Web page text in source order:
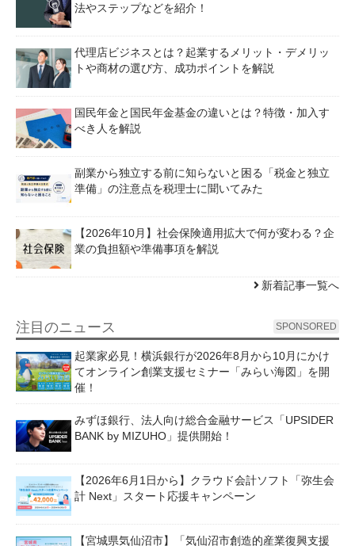
法やステップなどを紹介！
代理店ビジネスとは？起業するメリット・デメリッ
トや商材の選び方、成功ポイントを解説
国民年金と国民年金基金の違いとは？特徴・加入す
べき人を解説
副業から独立する前に知らないと困る「税金と独立
準備」の注意点を税理士に聞いてみた
【2026年10月】社会保険適用拡大で何が変わる？企
業の負担額や準備事項を解説
新着記事一覧へ
注目のニュース SPONSORED
起業家必見！横浜銀行が2026年8月から10月にかけ
てオンライン創業支援セミナー「みらい海図」を開
催！
みずほ銀行、法人向け総合金融サービス「UPSIDER
BANK by MIZUHO」提供開始！
【2026年6月1日から】クラウド会計ソフト「弥生会
計 Next」スタート応援キャンペーン
【宮城県気仙沼市】「気仙沼市創造的産業復興支援